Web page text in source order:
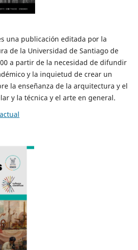
una publicación editada por la
de la Universidad de Santiago de
a partir de la necesidad de difundir
y la inquietud de crear un
la enseñanza de la arquitectura y el
y la técnica y el arte en general.